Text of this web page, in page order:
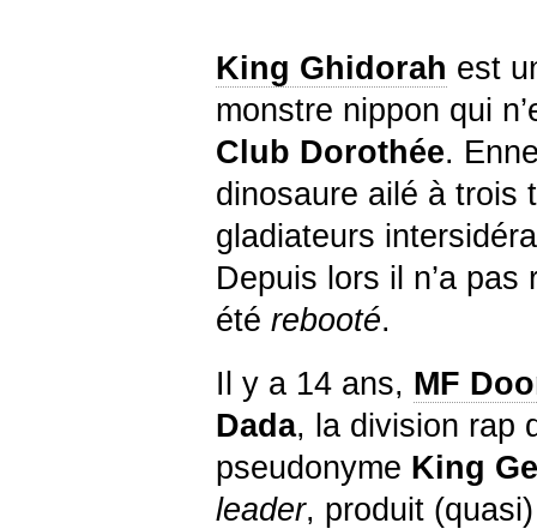
King Ghidorah est
monstre nippon qui
Club Dorothée.
dinosaure ailé à trois
gladiateurs
Depuis lors il n’a pas
été rebooté.
Il y a 14 ans, MF
Dada, la division rap
pseudonyme King
leader, produit